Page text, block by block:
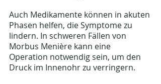
Auch Medikamente können in akuten
Phasen helfen, die Symptome zu
lindern. In schweren Fällen von
Morbus Menière kann eine
Operation notwendig sein, um den
Druck im Innenohr zu verringern.